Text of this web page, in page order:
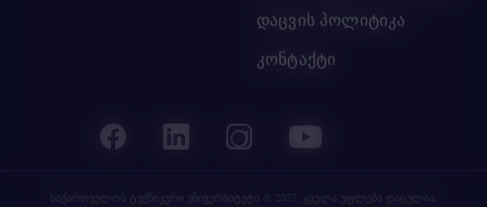
დაცვის პოლიტიკა
კონტაქტი
საქართველოს ტექნიკური უნივერსიტეტი © 2025. ყველა უფლება დაცულია.